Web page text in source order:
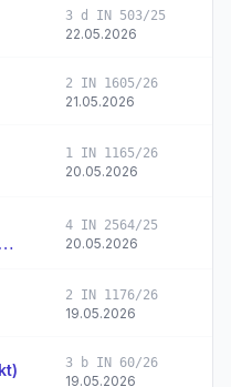
3 d IN 503/25
22.05.2026
2 IN 1605/26
21.05.2026
1 IN 1165/26
20.05.2026
4 IN 2564/25
20.05.2026
2 IN 1176/26
19.05.2026
3 b IN 60/26
19.05.2026